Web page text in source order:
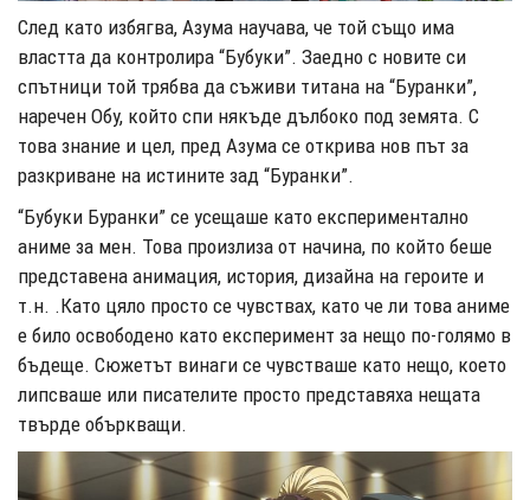
След като избягва, Азума научава, че той също има
властта да контролира “Бубуки”. Заедно с новите си
спътници той трябва да съживи титана на “Буранки”,
наречен Обу, който спи някъде дълбоко под земята. С
това знание и цел, пред Азума се открива нов път за
разкриване на истините зад “Буранки”.
“Бубуки Буранки” се усещаше като експериментално
аниме за мен. Това произлиза от начина, по който беше
представена анимация, история, дизайна на героите и
т.н. .Като цяло просто се чувствах, като че ли това аниме
е било освободено като експеримент за нещо по-голямо в
бъдеще. Сюжетът винаги се чувстваше като нещо, което
липсваше или писателите просто представяха нещата
твърде объркващи.